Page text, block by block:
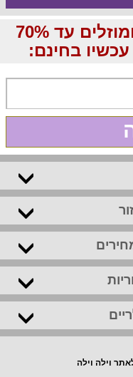
קבלו מבצעים לוהטים ומוזלים עד 70%
בחינם: